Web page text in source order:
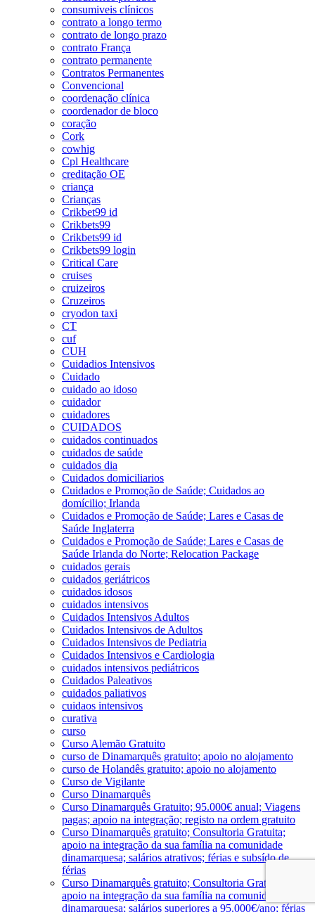
consumiveis clínicos
contrato a longo termo
contrato de longo prazo
contrato França
contrato permanente
Contratos Permanentes
Convencional
coordenação clínica
coordenador de bloco
coração
Cork
cowhig
Cpl Healthcare
creditação OE
criança
Crianças
Crikbet99 id
Crikbets99
Crikbets99 id
Crikbets99 login
Critical Care
cruises
cruizeiros
Cruzeiros
cryodon taxi
CT
cuf
CUH
Cuidadios Intensivos
Cuidado
cuidado ao idoso
cuidador
cuidadores
CUIDADOS
cuidados continuados
cuidados de saúde
cuidados dia
Cuidados domiciliarios
Cuidados e Promoção de Saúde; Cuidados ao
domícilio; Irlanda
Cuidados e Promoção de Saúde; Lares e Casas de
Saúde Inglaterra
Cuidados e Promoção de Saúde; Lares e Casas de
Saúde Irlanda do Norte; Relocation Package
cuidados gerais
cuidados geriátricos
cuidados idosos
cuidados intensivos
Cuidados Intensivos Adultos
Cuidados Intensivos de Adultos
Cuidados Intensivos de Pediatria
Cuidados Intensivos e Cardiologia
cuidados intensivos pediátricos
Cuidados Paleativos
cuidados paliativos
cuidaos intensivos
curativa
curso
Curso Alemão Gratuito
curso de Dinamarquês gratuito; apoio no alojamento
curso de Holandês gratuito; apoio no alojamento
Curso de Vigilante
Curso Dinamarquês
Curso Dinamarquês Gratuito; 95.000€ anual; Viagens
pagas; apoio na integração; registo na ordem gratuito
Curso Dinamarquês gratuito; Consultoria Gratuita;
apoio na integração da sua família na comunidade
dinamarquesa; salários atrativos; férias e subsído de
férias
Curso Dinamarquês gratuito; Consultoria Gratuita;
apoio na integração da sua família na comunidade
dinamarquesa; salários superiores a 95.000€/ano; férias